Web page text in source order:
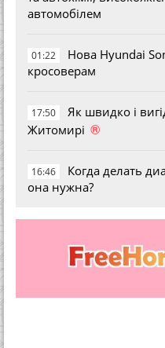
автомобілем
01:22
Нова Hyundai
кросоверам
17:50
Як швидко і
Житомирі ®
16:46
Когда делать
она нужна?